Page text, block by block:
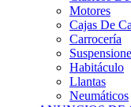
Motores
Cajas De
Carrocería
Habitáculo
Llantas
Neumáticos